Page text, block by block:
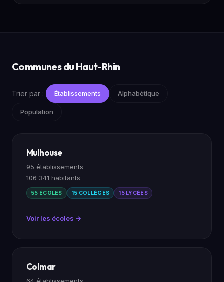
Communes du Haut-Rhin
Trier par : Établissements Alphabétique
Population
Mulhouse
95 établissements
106 341 habitants
55 ÉCOLES 15 COLLÈGES 15 LYCÉES
Voir les écoles →
Colmar